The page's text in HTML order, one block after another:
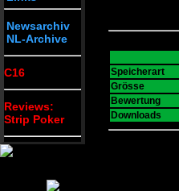
Newsarchiv
NL-Archive
C16
Reviews:
Strip Poker
Speicherart
Grösse
Bewertung
Downloads